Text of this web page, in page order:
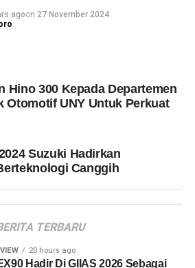
agoon 27 November 2024
Hino 300 Kepada Departemen
Otomotif UNY Untuk Perkuat
Suzuki Hadirkan
Canggih
TERBARU
20 hours ago
Hadir Di GIIAS 2026 Sebagai